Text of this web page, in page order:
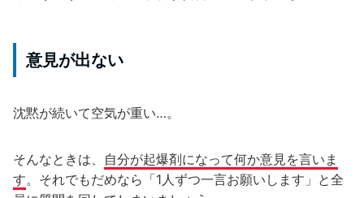
意見が出ない
沈黙が続いて空気が重い…。
そんなときは、 自分が起爆剤になって何か意見を言いま
す。それでもだめなら「1人ずつ一言お願いします」と全